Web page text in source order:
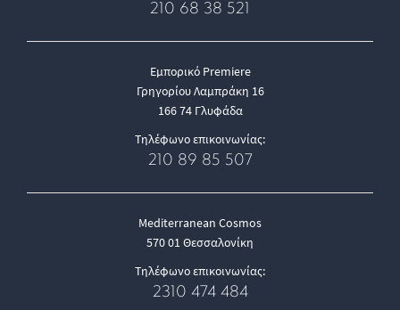
210 68 38 521
Εμπορικό Premiere
Γρηγορίου Λαμπράκη 16
166 74 Γλυφάδα
Τηλέφωνο επικοινωνίας:
210 89 85 507
Mediterranean Cosmos
570 01 Θεσσαλονίκη
Τηλέφωνο επικοινωνίας:
2310 474 484